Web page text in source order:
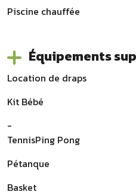
Piscine chauffée
Équipements
Location de draps
Kit Bébé
-
TennisPing Pong
Pétanque
Basket